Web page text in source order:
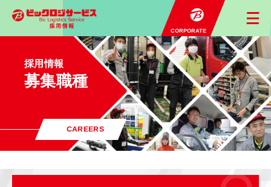
CORPORATE
採用情報
募集職種
CAREERS